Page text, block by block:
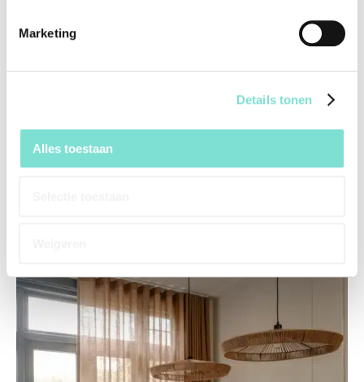
Marketing
Details tonen
Alles toestaan
Raamdecoratie